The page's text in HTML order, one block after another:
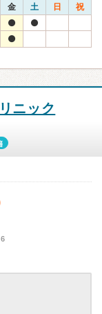
金 土 日 祝
ニック